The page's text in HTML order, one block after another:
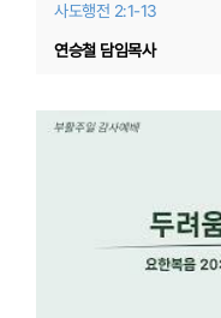
사도행전 2:1-13
연승철 담임목사